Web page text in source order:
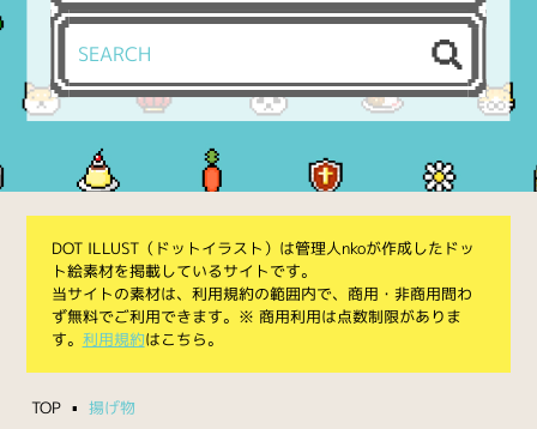
DOT ILLUST（ドットイラスト）は管理人nkoが作成したドッ
ト絵素材を掲載しているサイトです。
当サイトの素材は、利用規約の範囲内で、商用・非商用問わ
ず無料でご利用できます。※ 商用利用は点数制限がありま
す。 利用規約はこちら。
TOP 揚げ物